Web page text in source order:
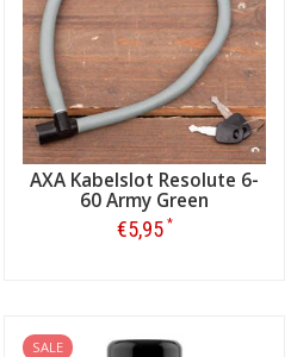
AXA Kabelslot Resolute 6-
60 Army Green
€5,95 *
SALE